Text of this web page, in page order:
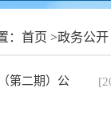
： 首页 >政务公开
第二期）公